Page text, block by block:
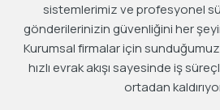
sistemlerimiz ve profesyonel
gönderilerinizin güvenliğini her
Kurumsal firmalar için
hızlı evrak akışı sayesinde iş
ortadan